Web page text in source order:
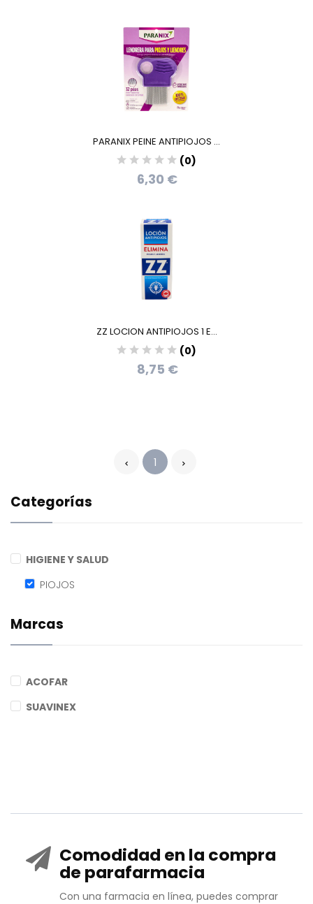
Categorías
HIGIENE Y SALUD
PIOJOS
Marcas
ACOFAR
SUAVINEX
PARANIX PEINE ANTIPIOJOS ...
(0)
6,30 €
ZZ LOCION ANTIPIOJOS 1 E...
(0)
8,75 €
1
Comodidad en la compra
de parafarmacia
Con una farmacia en línea, puedes comprar